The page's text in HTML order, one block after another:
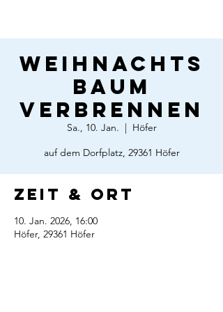
Weihnachts
baum
VERBRENNEN
Sa., 10. Jan.
  |
Höfer
auf dem Dorfplatz, 29361 Höfer
Zeit & Ort
10. Jan. 2026, 16:00
Höfer, 29361 Höfer